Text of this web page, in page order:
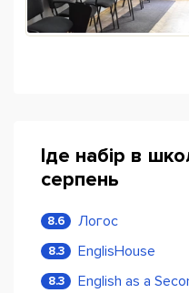
Іде набір в
серпень
8.6 Логос
8.3 EnglisHouse
8.3 English as a